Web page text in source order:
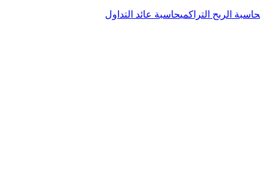
حاسبة الربح التراكميحاسبة عائد التداول